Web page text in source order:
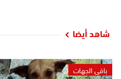
شاهد أيضا
باقي الجهات